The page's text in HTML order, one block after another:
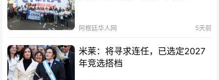
阿根廷华人网 5天前
米莱：将寻求连任，已选定2027
年竞选搭档